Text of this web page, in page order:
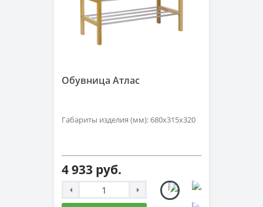
Обувница Атлас
Габариты изделия (мм): 680х315х320
4 933 руб.